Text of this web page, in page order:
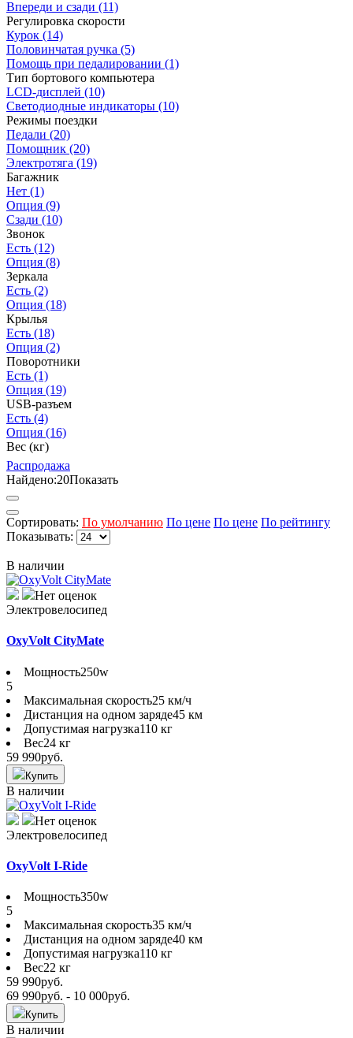
Впереди и сзади (11)
Регулировка скорости
Курок (14)
Половинчатая ручка (5)
Помощь при педалировании (1)
Тип бортового компьютера
LCD-дисплей (10)
Светодиодные индикаторы (10)
Режимы поездки
Педали (20)
Помощник (20)
Электротяга (19)
Багажник
Нет (1)
Опция (9)
Сзади (10)
Звонок
Есть (12)
Опция (8)
Зеркала
Есть (2)
Опция (18)
Крылья
Есть (18)
Опция (2)
Поворотники
Есть (1)
Опция (19)
USB-разъем
Есть (4)
Опция (16)
Вес (кг)
Распродажа
Найдено:20Показать
Сортировать: По умолчанию По цене По цене По рейтингу
Показывать:
В наличии
Нет оценок
Электровелосипед
OxyVolt CityMate
Мощность250w
5
Максимальная скорость25 км/ч
Дистанция на одном заряде45 км
Допустимая нагрузка110 кг
Вес24 кг
59 990руб.
Купить
В наличии
Нет оценок
Электровелосипед
OxyVolt I-Ride
Мощность350w
5
Максимальная скорость35 км/ч
Дистанция на одном заряде40 км
Допустимая нагрузка110 кг
Вес22 кг
59 990руб.
69 990руб. - 10 000руб.
Купить
В наличии